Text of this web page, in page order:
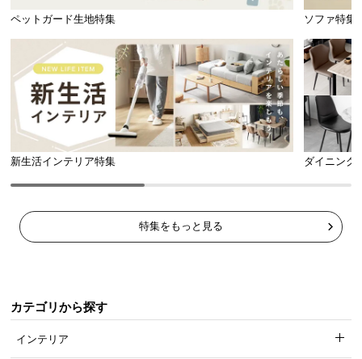
ペットガード生地特集 ソファ特集
新生活インテリア特集 ダイニング
特集をもっと見る
カテゴリから探す
インテリア